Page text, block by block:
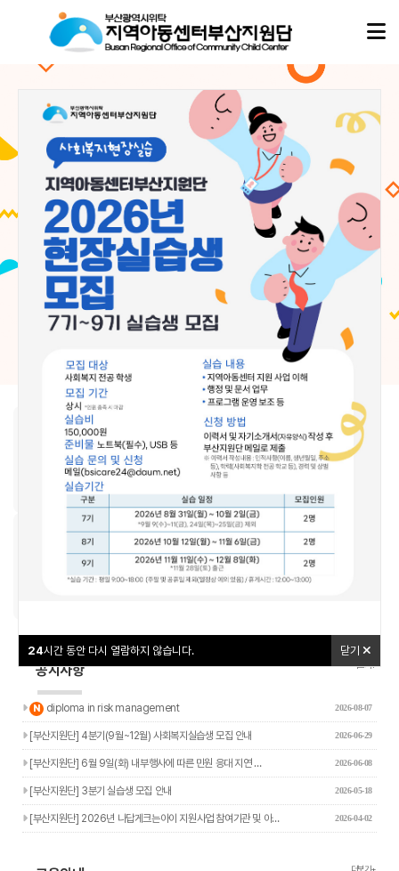
시간 동안 다시 열람하지 않습니다.
시간 동안 다시 열람하지 않습니다.
24시간 동안 다시 열람하지 않습니다. 닫기
아동이행복한 세상,
지역아동센터부산지원단
이 함께합니다.
지역아동센터부산지원단은
부산지역 16개 구·군의 모든 지역아동센터, 협동돌봄센터와 함께하며
아이들의 성장과 돌봄이 흔들리지 않도록 현장의 곁에서 따뜻한 울타리가 되겠습니다.
아동이행복한 세상,
지역아동센터부산지원단
이 함께합니다.
지역아동센터부산지원단은
부산지역 16개 구·군의 모든 지역아동센터, 협동돌봄센터와 함께하며
아이들의 성장과 돌봄이 흔들리지 않도록 현장의 곁에서 따뜻한 울타리가 되겠습니다.
02
우리동네돌봄지도 교육신청
공지사항 더보기+
N
새글
diploma in risk management 2026-08-07
[부산지원단] 4분기(9월~12월) 사회복지실습생 모집 안내 2026-06-29
[부산지원단] 6월 9일(화) 내부행사에 따른 민원 응대 지연 … 2026-06-08
[부산지원단] 3분기 실습생 모집 안내 2026-05-18
[부산지원단] 2026년 나답게크는아이 지원사업 참여기관 및 아… 2026-04-02
더보기+